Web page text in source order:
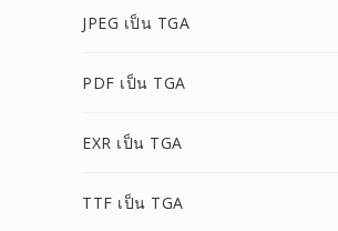
JPEG เป็น TGA
PDF เป็น TGA
EXR เป็น TGA
TTF เป็น TGA